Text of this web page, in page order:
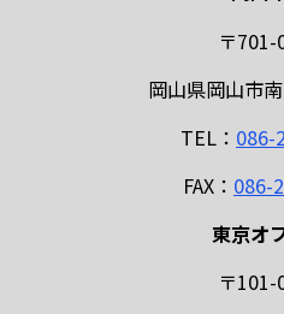
〒701-
岡山県岡山市
TEL： 086-
FAX： 086-
東京オ
〒101-